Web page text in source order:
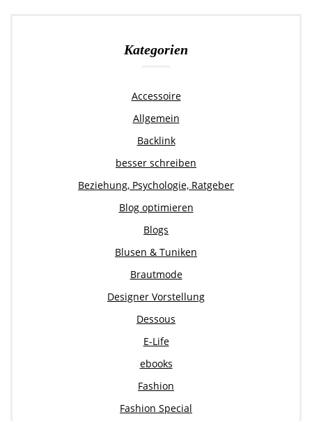
Kategorien
Accessoire
Allgemein
Backlink
besser schreiben
Beziehung, Psychologie, Ratgeber
Blog optimieren
Blogs
Blusen & Tuniken
Brautmode
Designer Vorstellung
Dessous
E-Life
ebooks
Fashion
Fashion Special